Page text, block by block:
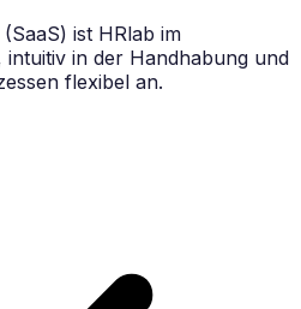
ist HRlab im
in der Handhabung und
flexibel an.